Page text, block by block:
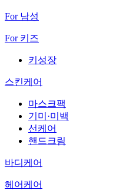
For 남성
For 키즈
키성장
스킨케어
마스크팩
기미·미백
선케어
핸드크림
바디케어
헤어케어